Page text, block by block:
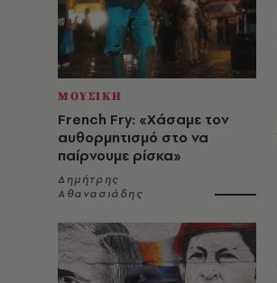
ΜΟΥΣΙΚΗ
French Fry: «Χάσαμε τον
αυθορμητισμό στο να
παίρνουμε ρίσκα»
Δημήτρης
Αθανασιάδης